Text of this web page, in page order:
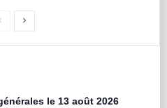
le 13 août 2026